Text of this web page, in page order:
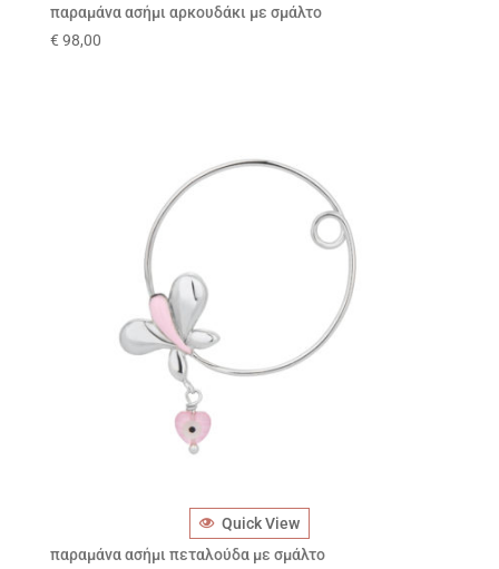
παραμάνα ασήμι αρκουδάκι με σμάλτο
€ 98,00
Quick View
παραμάνα ασήμι πεταλούδα με σμάλτο